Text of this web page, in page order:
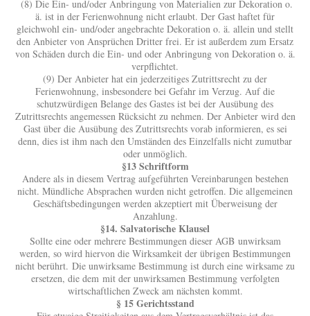
(8) Die Ein- und/oder Anbringung von Materialien zur Dekoration o.
ä. ist in der Ferienwohnung nicht erlaubt. Der Gast haftet für
gleichwohl ein- und/oder angebrachte Dekoration o. ä. allein und stellt
den Anbieter von Ansprüchen Dritter frei. Er ist außerdem zum Ersatz
von Schäden durch die Ein- und oder Anbringung von Dekoration o. ä.
verpflichtet.
(9) Der Anbieter hat ein jederzeitiges Zutrittsrecht zu der
Ferienwohnung, insbesondere bei Gefahr im Verzug. Auf die
schutzwürdigen Belange des Gastes ist bei der Ausübung des
Zutrittsrechts angemessen Rücksicht zu nehmen. Der Anbieter wird den
Gast über die Ausübung des Zutrittsrechts vorab informieren, es sei
denn, dies ist ihm nach den Umständen des Einzelfalls nicht zumutbar
oder unmöglich.
§13 Schriftform
Andere als in diesem Vertrag aufgeführten Vereinbarungen bestehen
nicht. Mündliche Absprachen wurden nicht getroffen. Die allgemeinen
Geschäftsbedingungen werden akzeptiert mit Überweisung der
Anzahlung.
§14. Salvatorische Klausel
Sollte eine oder mehrere Bestimmungen dieser AGB unwirksam
werden, so wird hiervon die Wirksamkeit der übrigen Bestimmungen
nicht berührt. Die unwirksame Bestimmung ist durch eine wirksame zu
ersetzen, die dem mit der unwirksamen Bestimmung verfolgten
wirtschaftlichen Zweck am nächsten kommt.
§ 15 Gerichtsstand